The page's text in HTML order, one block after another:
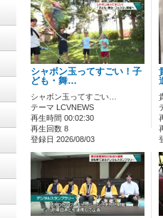
シャボン玉ってすごい！子
ども・舞…
シャボン玉ってすごい…
テーマ LCVNEWS
再生時間 00:02:30
再生回数 8
登録日 2026/08/03